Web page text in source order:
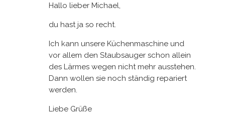
Hallo lieber Michael,
du hast ja so recht.
Ich kann unsere Küchenmaschine und
vor allem den Staubsauger schon allein
des Lärmes wegen nicht mehr ausstehen.
Dann wollen sie noch ständig repariert
werden.
Liebe Grüße